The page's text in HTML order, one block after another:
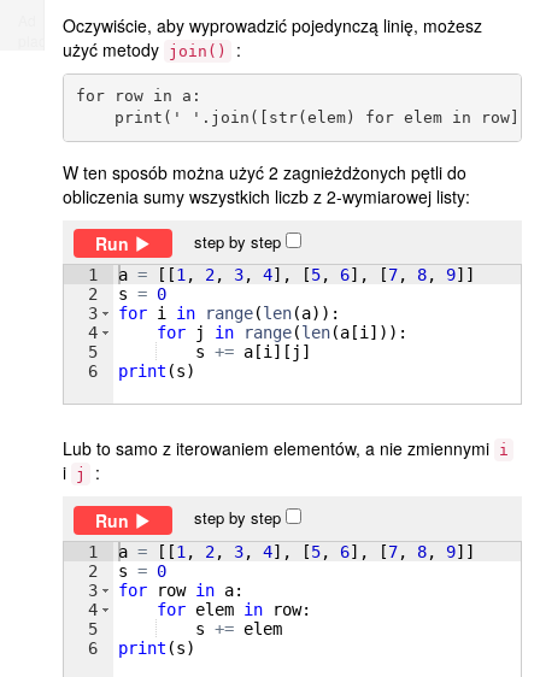
Oczywiście, aby wyprowadzić pojedynczą linię, możesz
użyć metody join() :
for row in a:
W ten sposób można użyć 2 zagnieżdżonych pętli do
obliczenia sumy wszystkich liczb z 2-wymiarowej listy:
Run
step by step
1
2
3
4
5
6
a = [[1, 2, 3, 4] , [5, 6] , [7, 8, 9]]
s = 0
for i in range(len(a)) :
for
j in range(len(a [i])) :
s += a [i] [ j ]
print (s)
Lub to samo z iterowaniem elementów, a nie zmiennymi i
i j
:
Run
step by step
1
2
3
4
5
6
a = [[1 , 2, 3, 4] , [5, 6] , [7, 8, 9]]
s = 0
for
row in a:
for elem in row:
s += elem
print (s)